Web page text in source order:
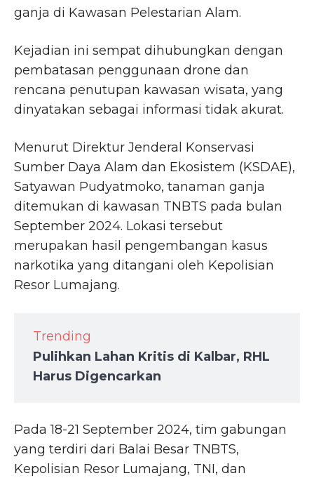
ganja di Kawasan Pelestarian Alam.
Kejadian ini sempat dihubungkan dengan
pembatasan penggunaan drone dan
rencana penutupan kawasan wisata, yang
dinyatakan sebagai informasi tidak akurat.
Menurut Direktur Jenderal Konservasi
Sumber Daya Alam dan Ekosistem (KSDAE),
Satyawan Pudyatmoko, tanaman ganja
ditemukan di kawasan TNBTS pada bulan
September 2024. Lokasi tersebut
merupakan hasil pengembangan kasus
narkotika yang ditangani oleh Kepolisian
Resor Lumajang.
Trending
Pulihkan Lahan Kritis di Kalbar, RHL
Harus Digencarkan
Pada 18-21 September 2024, tim gabungan
yang terdiri dari Balai Besar TNBTS,
Kepolisian Resor Lumajang, TNI, dan